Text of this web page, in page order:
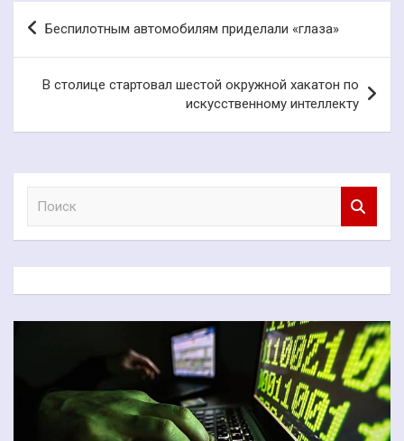
Навигация
по
Беспилотным автомобилям приделали «глаза»
В столице стартовал шестой окружной хакатон по
искусственному интеллекту
к